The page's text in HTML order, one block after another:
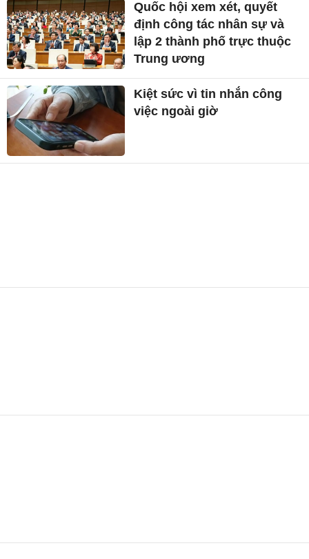
Quốc hội xem xét, quyết
định công tác nhân sự và
lập 2 thành phố trực thuộc
Trung ương
Kiệt sức vì tin nhắn công
việc ngoài giờ